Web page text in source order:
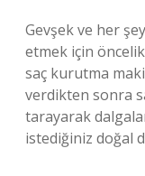
Gevşek ve her
etmek için
saç kurutma
verdikten sonra
tarayarak
istediğiniz doğal